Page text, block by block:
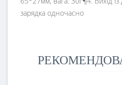
зарядка одночасно